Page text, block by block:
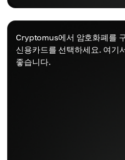
Cryptomus에서 암호화폐를
신용카드를 선택하세요. 여기
좋습니다.